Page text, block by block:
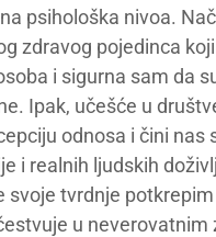
psihološka nivoa.
zdravog pojedinca
i sigurna sam da
Ipak, učešće u
odnosa i čini
i realnih ljudskih
svoje tvrdnje
u